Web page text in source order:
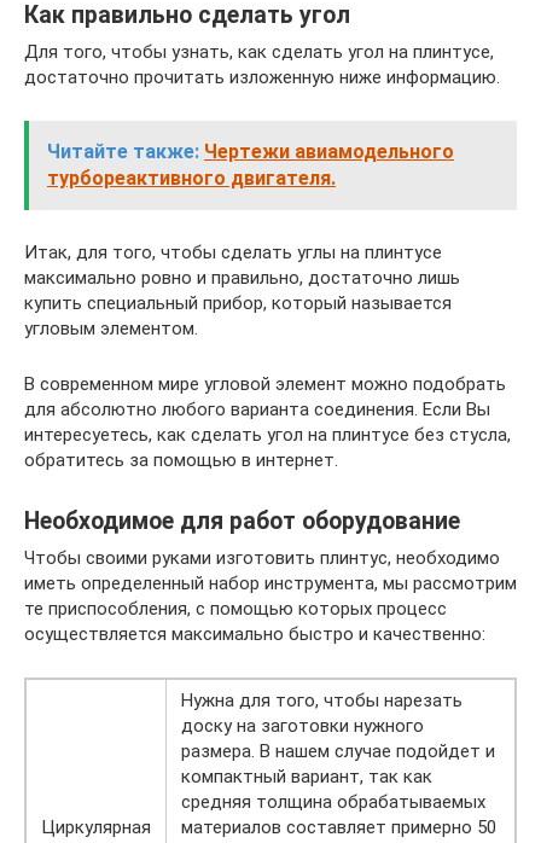
Как правильно сделать угол
Для того, чтобы узнать, как сделать угол на плинтусе,
достаточно прочитать изложенную ниже информацию.
Читайте также: Чертежи авиамодельного
турбореактивного двигателя.
Итак, для того, чтобы сделать углы на плинтусе
максимально ровно и правильно, достаточно лишь
купить специальный прибор, который называется
угловым элементом.
В современном мире угловой элемент можно подобрать
для абсолютно любого варианта соединения. Если Вы
интересуетесь, как сделать угол на плинтусе без стусла,
обратитесь за помощью в интернет.
Необходимое для работ оборудование
Чтобы своими руками изготовить плинтус, необходимо
иметь определенный набор инструмента, мы рассмотрим
те приспособления, с помощью которых процесс
осуществляется максимально быстро и качественно:
Циркулярная
Нужна для того, чтобы нарезать
доску на заготовки нужного
размера. В нашем случае подойдет и
компактный вариант, так как
средняя толщина обрабатываемых
материалов составляет примерно 50